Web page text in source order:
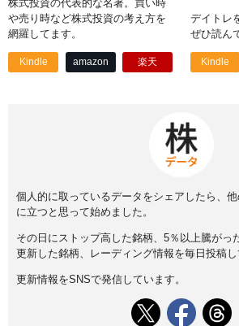
株式投資の代表的な名著。買い時
や売り時など株式投資の考え方を
網羅してます。
Kindle amazon 楽天
デイトレ
ぜひ読ん
Kindle
個人的に取っているデータをシェアしたら、
に立つと思って始めました。
その日にストップ高した銘柄、5％以上騰がっ
更新した銘柄、レーディング情報を毎日投稿し
更新情報をSNSで発信しています。